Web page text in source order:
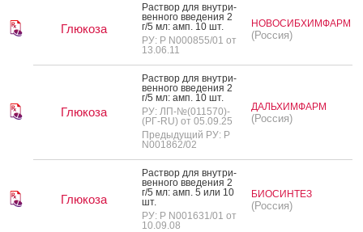
Глюкоза
Рас­твор для внут­ри­
вен­но­го вве­дения 2
г/5 мл: амп. 10 шт.
РУ: Р N000855/01 от
13.06.11
НОВОСИБХИМФАРМ
(Россия)
Глюкоза
Рас­твор для внут­ри­
вен­но­го вве­дения 2
г/5 мл: амп. 10 шт.
РУ: ЛП-№(011570)-
(РГ-RU) от 05.09.25
Предыдущий РУ: Р
N001862/02
ДАЛЬХИМФАРМ
(Россия)
Глюкоза
Рас­твор для внут­ри­
вен­но­го вве­дения 2
г/5 мл: амп. 5 или 10
шт.
РУ: Р N001631/01 от
10.09.08
БИОСИНТЕЗ
(Россия)